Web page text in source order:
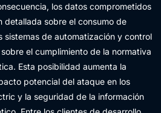
los datos comprometidos
detallada sobre el consumo de
sistemas de automatización y control
el cumplimiento de la normativa
Esta posibilidad aumenta la
potencial del ataque en los
y la seguridad de la información